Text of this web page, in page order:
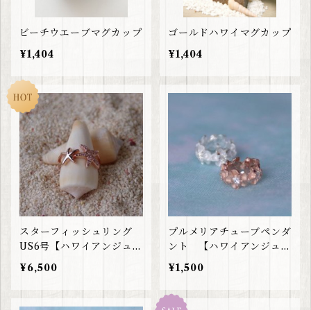
ビーチウエーブマグカップ
¥1,404
ゴールドハワイマグカップ
¥1,404
スターフィッシュリング
US6号【ハワイアンジュエ
リー】
¥6,500
プルメリアチューブペンダ
ント 【ハワイアンジュエ
リー】
¥1,500